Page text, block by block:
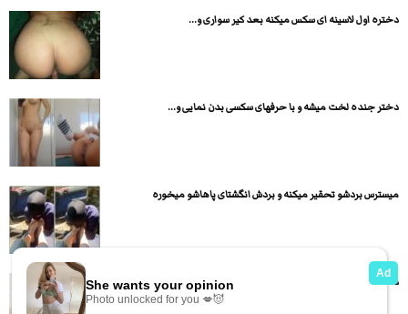
دختره اول لاسینه ای سکس میکنه بعد کیر سواری و...
دختر جنده لخت میشه و با حرفهای سکسی بدن نمایی و...
میسترس بردشو تحقیر میکنه و بردش انگشتای پاهاشو میخوره
دختره لباسهاش رو در میاره و لخت مادرزاد میشه و بدن...